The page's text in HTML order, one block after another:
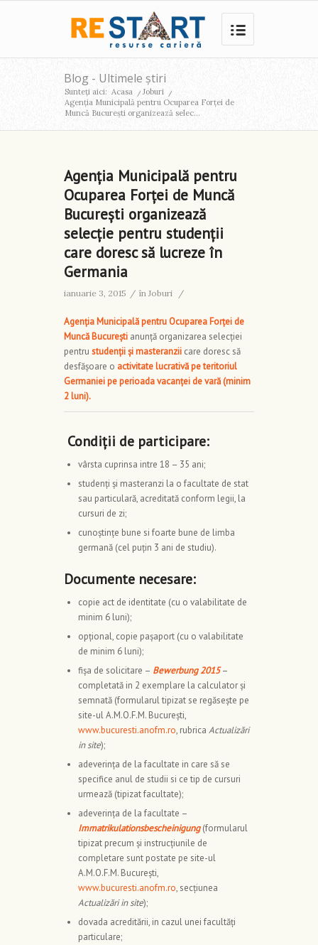
Blog - Ultimele știri
Sunteți aici: Acasa / Joburi /
Agenția Municipală pentru Ocuparea Forței de
Muncă București organizează selec...
Agenția Municipală pentru
Ocuparea Forței de Muncă
București organizează
selecție pentru studenții
care doresc să lucreze în
Germania
ianuarie 3, 2015 / în Joburi /
Agenția Municipală pentru Ocuparea Forței de
Muncă București anunță organizarea selecției
pentru studenții și masteranzii care doresc să
desfășoare o activitate lucrativă pe teritoriul
Germaniei pe perioada vacanței de vară (minim
2 luni).
Condiții de participare:
vârsta cuprinsa intre 18 – 35 ani;
studenți și masteranzi la o facultate de stat
sau particulară, acreditată conform legii, la
cursuri de zi;
cunoștințe bune si foarte bune de limba
germană (cel puțin 3 ani de studiu).
Documente necesare:
copie act de identitate (cu o valabilitate de
minim 6 luni);
opțional, copie pașaport (cu o valabilitate
de minim 6 luni);
fișa de solicitare – Bewerbung 2015–
completată in 2 exemplare la calculator și
semnată (formularul tipizat se regăsește pe
site-ul A.M.O.F.M. București,
www.bucuresti.anofm.ro, rubrica Actualizări
in site);
adeverința de la facultate in care să se
specifice anul de studii si ce tip de cursuri
urmează (tipizat facultate);
adeverința de la facultate –
Immatrikulationsbescheinigung(formularul
tipizat precum și instrucțiunile de
completare sunt postate pe site-ul
A.M.O.F.M. București,
www.bucuresti.anofm.ro, secțiunea
Actualizări in site);
dovada acreditării, in cazul unei facultăți
particulare;